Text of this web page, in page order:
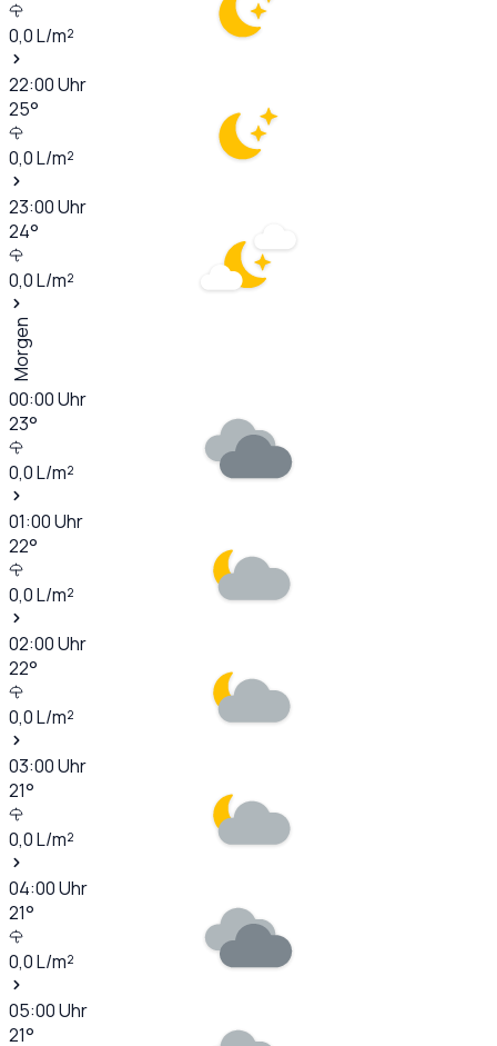
0,0L/m²
22:00Uhr
25°
0,0L/m²
23:00Uhr
24°
0,0L/m²
Morgen
00:00Uhr
23°
0,0L/m²
01:00Uhr
22°
0,0L/m²
02:00Uhr
22°
0,0L/m²
03:00Uhr
21°
0,0L/m²
04:00Uhr
21°
0,0L/m²
05:00Uhr
21°